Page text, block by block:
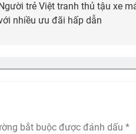
trẻ Việt tranh thủ tậu xe
nhiều ưu đãi hấp dẫn
bắt buộc được đánh dấu *